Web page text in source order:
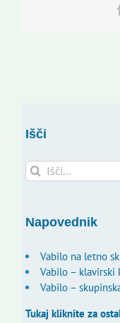
Išči
Search
for:
Napovednik
Vabilo na letno
Vabilo – klavirski
Vabilo –
Tukaj kliknite za